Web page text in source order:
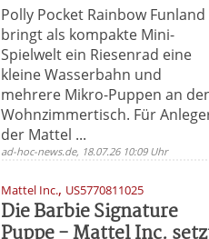
Polly Pocket Rainbow Funland
bringt als kompakte Mini-
Spielwelt ein Riesenrad eine
kleine Wasserbahn und
mehrere Mikro-Puppen an
Wohnzimmertisch. Für
der Mattel ...
ad-hoc-news.de, 18.07.26 10:09 Uhr
Mattel Inc., US5770811025
Die Barbie Signature